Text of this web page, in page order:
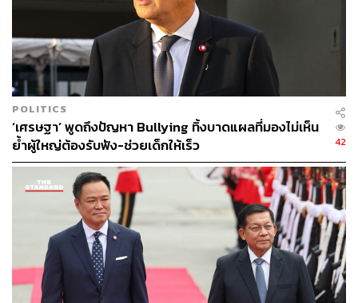
ท้ายที่สุด เมื่อถามถึงความพอใจในบทบาท/ผลงานของนายก
รัฐมนตรี ในช่วง 2 เดือนที่ดำรงตำแหน่ง พบว่า ตัวอย่างร้อย
ละ 36.87 ระบุว่าค่อนข้างพอใจ รองลงมาร้อยละ 26.87 ระบุ
ว่าไม่ค่อยพอใจ, ร้อยละ 18.40 ระบุว่าพอใจมาก, ร้อยละ
13.74 ระบุว่าไม่พอใจเลย และร้อยละ 4.12 ระบุว่าไม่ทราบ/
ไม่ตอบ/ไม่สนใจ
2 เดือนรัฐบาลเศรษฐา
สำหรับ เศรษฐา ทวีสิน ได้รับการโปรดเกล้าฯ แต่งตั้งเป็น
นายกรัฐมนตรีคนที่ 30 เมื่อวันที่ 23 สิงหาคม ส่วนคณะ
รัฐมนตรีมีพระบรมราชโองการโปรดเกล้าฯ เมื่อวันที่ 2
POLITICS
‘เศรษฐา’ พูดถึงปัญหา Bullying ทิ้งบาดแผลที่มองไม่เห็น
ย้ำผู้ใหญ่ต้องรับฟัง-ช่วยเด็กให้เร็ว
42